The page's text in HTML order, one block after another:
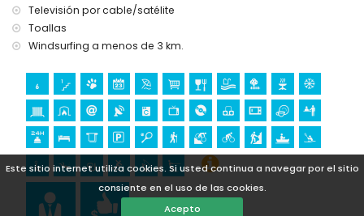
Este sitio internet utiliza cookies. Si usted continua a navegar por el sitio
consiente en el uso de las cookies.
Acepto
Televisión por cable/satélite
Toallas
Windsurfing a menos de 3 km.